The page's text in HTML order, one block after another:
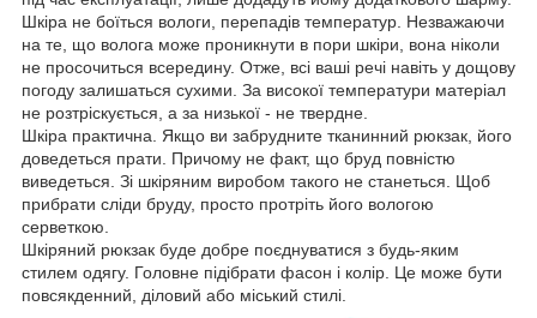
Шкіра не боїться вологи, перепадів температур. Незважаючи
на те, що волога може проникнути в пори шкіри, вона ніколи
не просочиться всередину. Отже, всі ваші речі навіть у дощову
погоду залишаться сухими. За високої температури матеріал
не розтріскується, а за низької - не твердне.
Шкіра практична. Якщо ви забрудните тканинний рюкзак, його
доведеться прати. Причому не факт, що бруд повністю
виведеться. Зі шкіряним виробом такого не станеться. Щоб
прибрати сліди бруду, просто протріть його вологою
серветкою.
Шкіряний рюкзак буде добре поєднуватися з будь-яким
стилем одягу. Головне підібрати фасон і колір. Це може бути
повсякденний, діловий або міський стилі.